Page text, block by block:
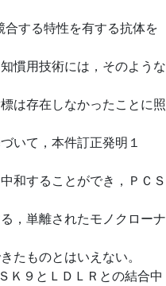
する特性を有する抗体を
慣用技術には，そのような
は存在しなかったことに照
いて，本件訂正発明１
和することができ，ＰＣＳ
，単離されたモノクローナ
たものとはいえない。
Ｋ９とＬＤＬＲとの結合中